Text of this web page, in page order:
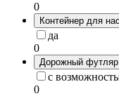
0
Контейнер для
да
0
Дорожный футляр
с
0